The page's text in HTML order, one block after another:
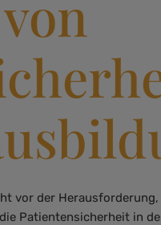
vor der
Patientensicherheit in